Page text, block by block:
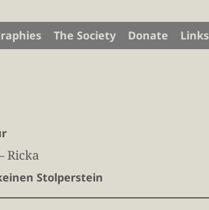
The Society Donate Links
Ricka
Stolperstein